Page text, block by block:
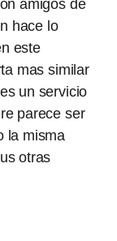
amigos de
hace lo
este
mas similar
un servicio
parece ser
la misma
otras